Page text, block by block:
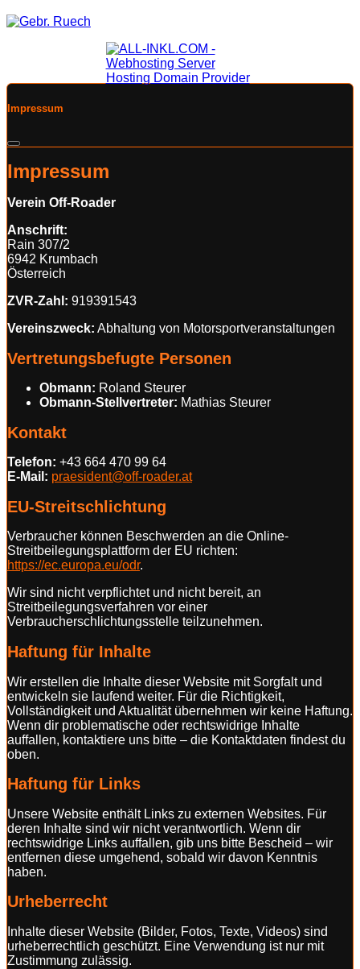
Impressum
Impressum
Verein Off-Roader
Anschrift:
Rain 307/2
6942 Krumbach
Österreich
ZVR-Zahl: 919391543
Vereinszweck: Abhaltung von Motorsportveranstaltungen
Vertretungsbefugte Personen
Obmann: Roland Steurer
Obmann-Stellvertreter: Mathias Steurer
Kontakt
Telefon: +43 664 470 99 64
E-Mail: praesident@off-roader.at
EU-Streitschlichtung
Verbraucher können Beschwerden an die Online-
Streitbeilegungsplattform der EU richten:
https://ec.europa.eu/odr.
Wir sind nicht verpflichtet und nicht bereit, an
Streitbeilegungsverfahren vor einer
Verbraucherschlichtungsstelle teilzunehmen.
Haftung für Inhalte
Wir erstellen die Inhalte dieser Website mit Sorgfalt und
entwickeln sie laufend weiter. Für die Richtigkeit,
Vollständigkeit und Aktualität übernehmen wir keine Haftung.
Wenn dir problematische oder rechtswidrige Inhalte
auffallen, kontaktiere uns bitte – die Kontaktdaten findest du
oben.
Haftung für Links
Unsere Website enthält Links zu externen Websites. Für
deren Inhalte sind wir nicht verantwortlich. Wenn dir
rechtswidrige Links auffallen, gib uns bitte Bescheid – wir
entfernen diese umgehend, sobald wir davon Kenntnis
haben.
Urheberrecht
Inhalte dieser Website (Bilder, Fotos, Texte, Videos) sind
urheberrechtlich geschützt. Eine Verwendung ist nur mit
Zustimmung zulässig.